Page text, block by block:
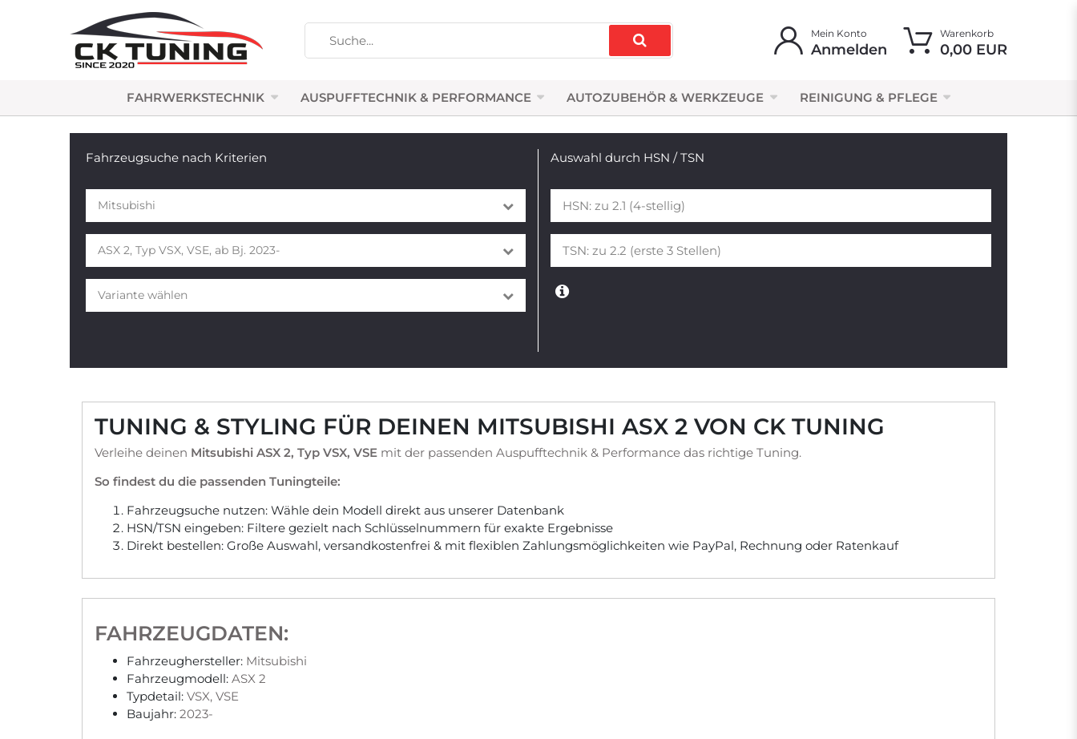
Mein Konto
Anmelden
Warenkorb
0,00 EUR
FAHRWERKSTECHNIK AUSPUFFTECHNIK & PERFORMANCE AUTOZUBEHÖR & WERKZEUGE REINIGUNG & PFLEGE
Fahrzeugsuche nach Kriterien
Mitsubishi
ASX 2, Typ VSX, VSE, ab Bj. 2023-
Variante wählen
Auswahl durch HSN / TSN
TUNING & STYLING FÜR DEINEN MITSUBISHI ASX 2 VON CK TUNING
Verleihe deinen Mitsubishi ASX 2, Typ VSX, VSE mit der passenden Auspufftechnik & Performance das richtige Tuning.
So findest du die passenden Tuningteile:
Fahrzeugsuche nutzen: Wähle dein Modell direkt aus unserer Datenbank
HSN/TSN eingeben: Filtere gezielt nach Schlüsselnummern für exakte Ergebnisse
Direkt bestellen: Große Auswahl, versandkostenfrei & mit flexiblen Zahlungsmöglichkeiten wie PayPal, Rechnung oder Ratenkauf
FAHRZEUGDATEN:
Fahrzeughersteller: Mitsubishi
Fahrzeugmodell: ASX 2
Typdetail: VSX, VSE
Baujahr: 2023-